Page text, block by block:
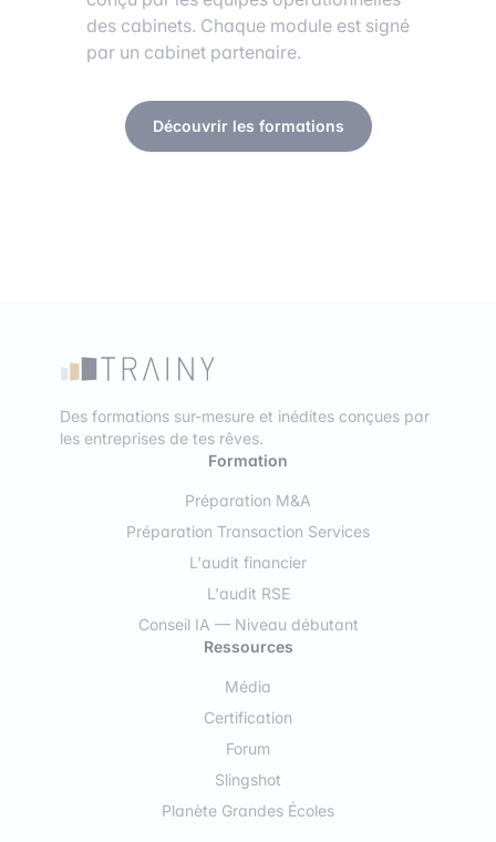
des cabinets. Chaque module est signé
par un cabinet partenaire.
Découvrir les formations
Des formations sur-mesure et inédites conçues par
les entreprises de tes rêves.
Formation
Préparation M&A
Préparation Transaction Services
L'audit financier
L'audit RSE
Conseil IA — Niveau débutant
Ressources
Média
Certification
Forum
Slingshot
Planète Grandes Écoles